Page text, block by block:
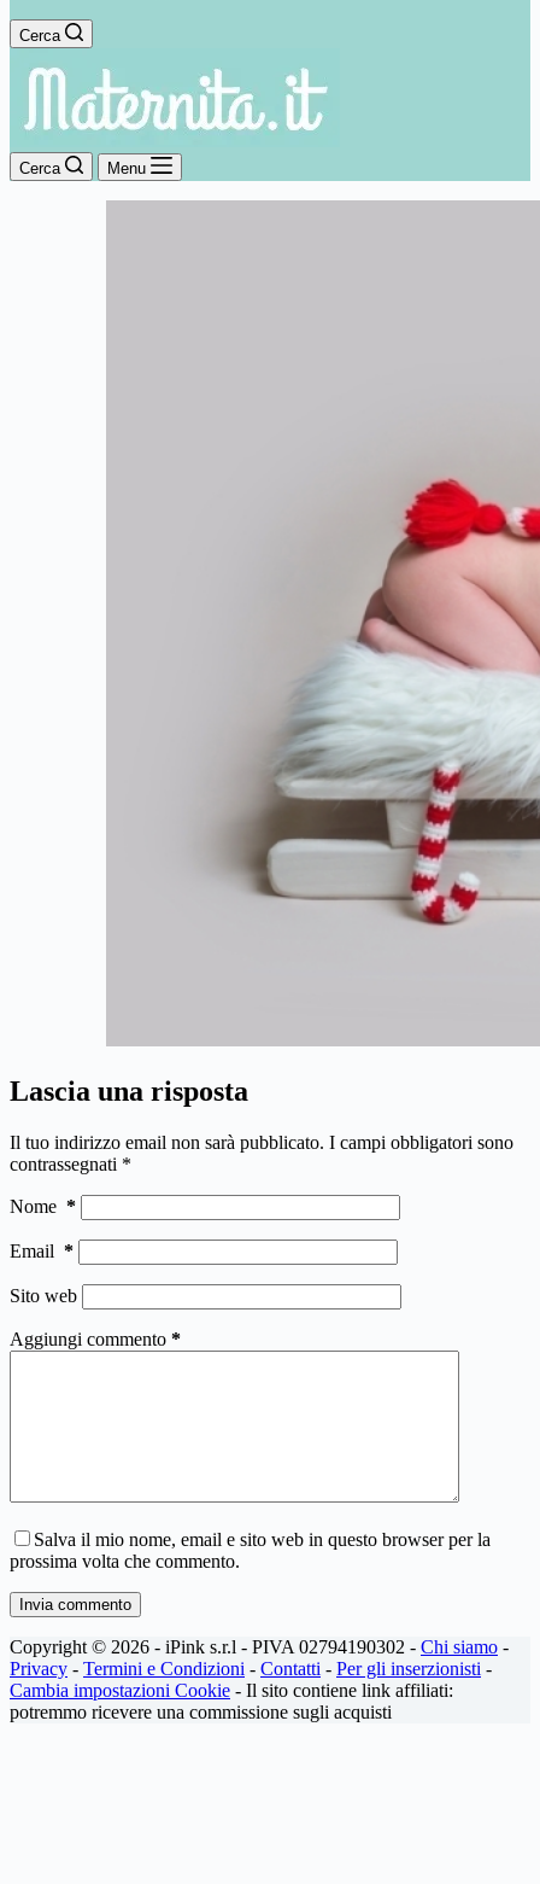
Cerca
Cerca Menu
Lascia una risposta
Il tuo indirizzo email non sarà pubblicato. I campi obbligatori sono
contrassegnati *
Nome *
Email *
Sito web
Aggiungi commento *
Salva il mio nome, email e sito web in questo browser per la
prossima volta che commento.
Invia commento
Copyright © 2026 - iPink s.r.l - PIVA 02794190302 - Chi siamo -
Privacy - Termini e Condizioni - Contatti - Per gli inserzionisti -
Cambia impostazioni Cookie - Il sito contiene link affiliati:
potremmo ricevere una commissione sugli acquisti